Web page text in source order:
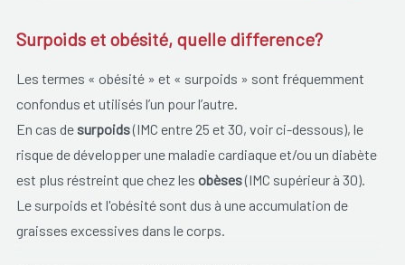
Surpoids et obésité, quelle difference?
Les termes « obésité » et « surpoids » sont fréquemment
confondus et utilisés l’un pour l’autre.
En cas de surpoids(IMC entre 25 et 30, voir ci-dessous), le
risque de développer une maladie cardiaque et/ou un diabète
est plus réstreint que chez les obèses(IMC supérieur à 30).
Le surpoids et l'obésité sont dus à une accumulation de
graisses excessives dans le corps.